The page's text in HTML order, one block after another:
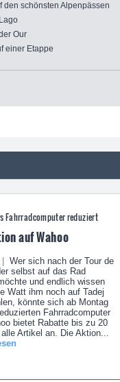
schönsten Alpenpässen
Our
einer Etappe
Fahrradcomputer reduziert
auf Wahoo
Wer sich nach der Tour de
selbst auf das Rad
und endlich wissen
Watt ihm noch auf Tadej
könnte sich ab Montag
Fahrradcomputer
bietet Rabatte bis zu 20
Artikel an. Die Aktion...